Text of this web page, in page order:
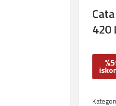
420
Kategori